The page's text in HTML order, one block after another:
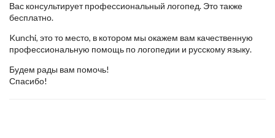
Вас консультирует профессиональный логопед. Это также
бесплатно.
Kunchi, это то место, в котором мы окажем вам качественную
профессиональную помощь по логопедии и русскому языку.
Будем рады вам помочь!
Спасибо!